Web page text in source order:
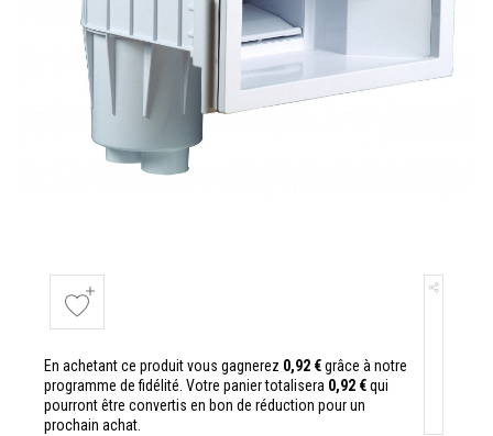
En achetant ce produit vous gagnerez 0,92 €grâce à notre
programme de fidélité. Votre panier totalisera 0,92 €qui
pourront être convertis en bon de réduction pour un
prochain achat.